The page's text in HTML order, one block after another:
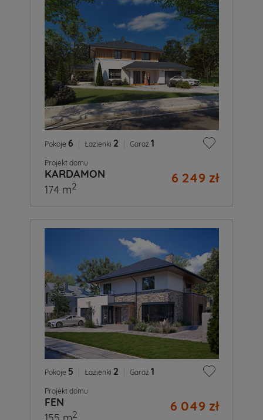
Pokoje 6 Łazienki 2 Garaż 1
Projekt domu
KARDAMON 6 249 zł
174 m2
Pokoje 5 Łazienki 2 Garaż 1
Projekt domu
FEN 6 049 zł
2